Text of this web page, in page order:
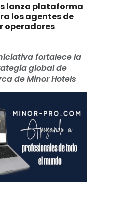
lanza plataforma
los agentes de
operadores
fortalece la
global de
de Minor Hotels